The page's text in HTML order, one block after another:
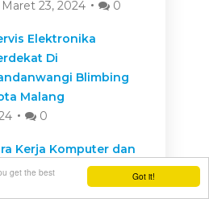
Got it!
get the best
23, 2024
0
Elektronika
Di
Blimbing
Malang
0
Kerja Komputer dan
bagiannya
Februari 28, 2024
0